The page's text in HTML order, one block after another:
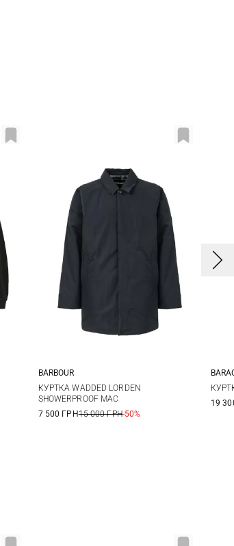
M L XL
BARBOUR
КУРТКА WADDED LORDEN
SHOWERPROOF MAC
7 500 ГРН15 000 ГРН-50%
19